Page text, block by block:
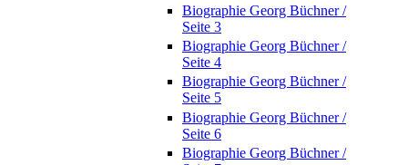
Biographie Georg Büchner /
Seite 3
Biographie Georg Büchner /
Seite 4
Biographie Georg Büchner /
Seite 5
Biographie Georg Büchner /
Seite 6
Biographie Georg Büchner /